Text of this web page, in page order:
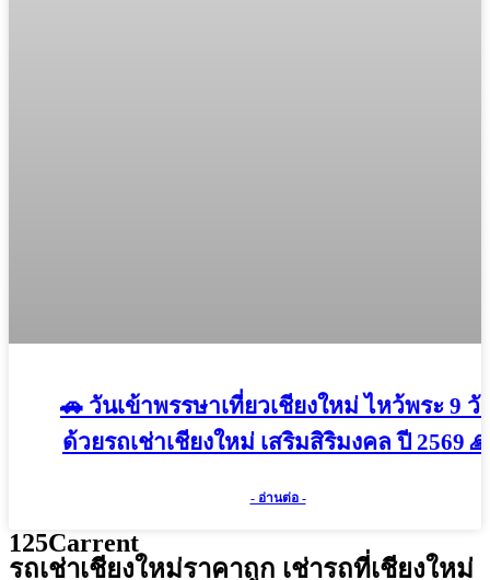
🚗 วันเข้าพรรษาเที่ยวเชียงใหม่ ไหว้พระ 9 วั
ด้วยรถเช่าเชียงใหม่ เสริมสิริมงคล ปี 2569
- อ่านต่อ -
125Carrent
รถเช่าเชียงใหม่ราคาถูก เช่ารถที่เชียงใหม่